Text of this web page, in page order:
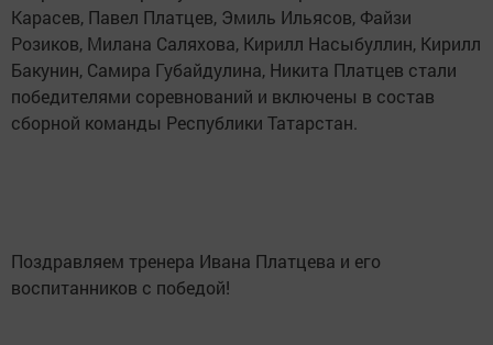
Карасев, Павел Платцев, Эмиль Ильясов, Файзи
Розиков, Милана Саляхова, Кирилл Насыбуллин, Кирилл
Бакунин, Самира Губайдулина, Никита Платцев стали
победителями соревнований и включены в состав
сборной команды Республики Татарстан.
Поздравляем тренера Ивана Платцева и его
воспитанников с победой!